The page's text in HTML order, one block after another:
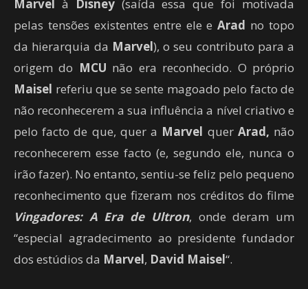
Marvel à Disney(saída essa que foi motivada
pelas tensões existentes entre ele eArad no topo
da hierarquia da Marvel), o seu contributo para a
origem do MCU não era reconhecido. O próprio
Maisel referiu que se sente magoado pelo facto de
não reconhecerem a sua influência a nível criativo e
pelo facto de que, quer a Marvel quer Arad, não
reconhecerem esse facto (e, segundo ele, nunca o
irão fazer). No entanto, sentiu-se feliz pelo pequeno
reconhecimento que fizeram nos créditos do filme
Vingadores: A Era de Ultron, onde deram um
“especial agradecimento ao presidente fundador
dos estúdios da Marvel, David Maisel“.